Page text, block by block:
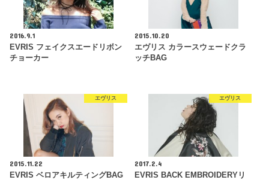
2016.9.1
EVRIS フェイクスエードリボン
チョーカー
2015.10.20
エヴリス カラースウェードクラ
ッチBAG
エヴリス
2015.11.22
EVRIS ベロアキルティングBAG
エヴリス
2017.2.4
EVRIS BACK EMBROIDERYリ